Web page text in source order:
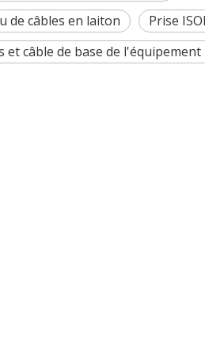
2025, sur le thème «
de câbles en laiton
Prise
câble de base de l'équipement